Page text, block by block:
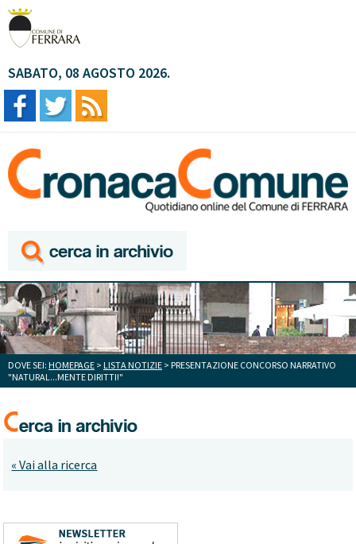
SABATO, 08 AGOSTO 2026.
DOVE SEI: HOMEPAGE > LISTA NOTIZIE > PRESENTAZIONE CONCORSO NARRATIVO
"NATURAL...MENTE DIRITTI!"
« Vai alla ricerca